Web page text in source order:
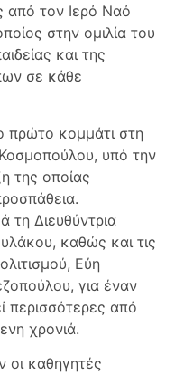
από τον Ιερό Ναό
στην ομιλία του
και της
σε κάθε
πρώτο κομμάτι στη
υπό την
της οποίας
τη Διευθύντρια
καθώς και τις
Εύη
για έναν
περισσότερες από
χρονιά.
οι καθηγητές